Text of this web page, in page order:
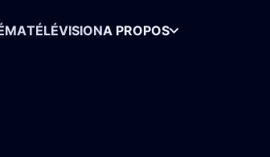
TÉLÉVISIONA PROPOS